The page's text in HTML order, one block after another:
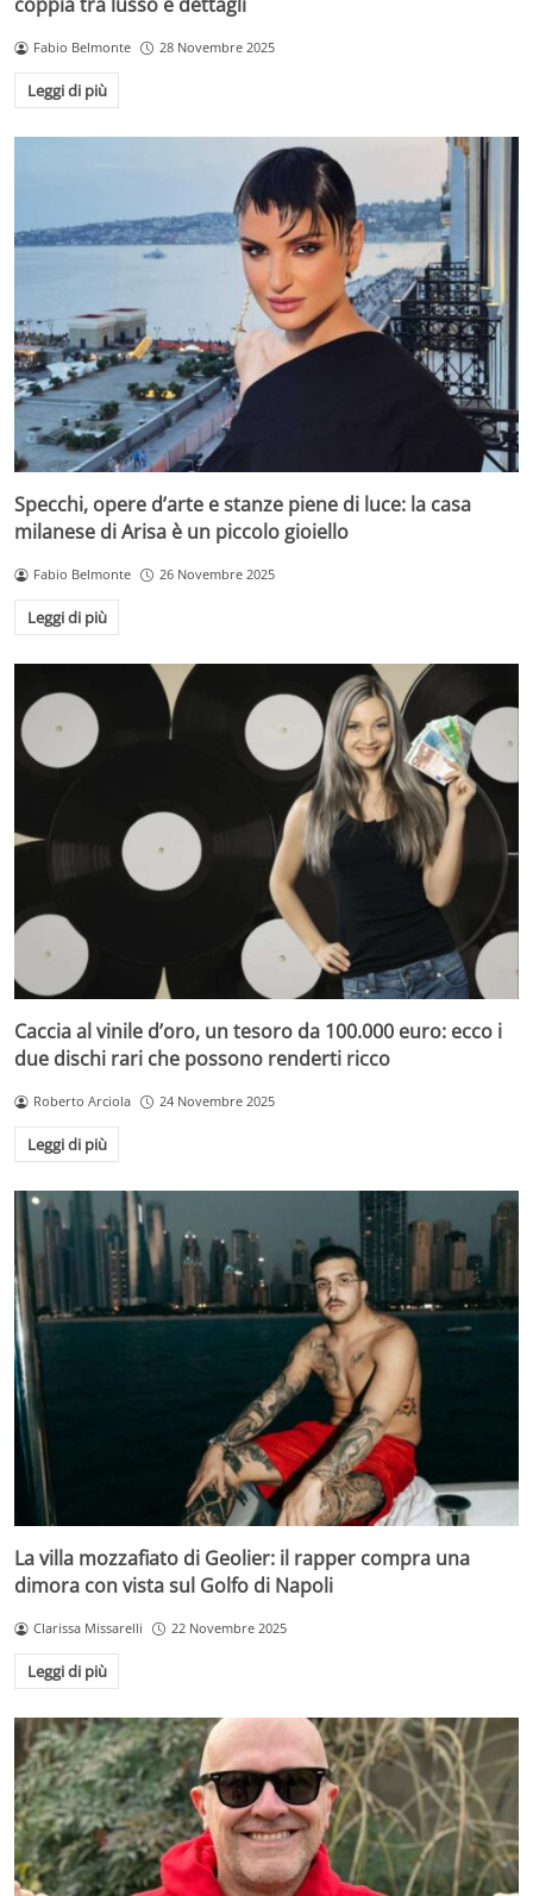
Fabio Belmonte 28 Novembre 2025
Leggi di più
Specchi, opere d’arte e stanze piene di luce: la casa
milanese di Arisa è un piccolo gioiello
Fabio Belmonte 26 Novembre 2025
Leggi di più
Caccia al vinile d’oro, un tesoro da 100.000 euro: ecco i
due dischi rari che possono renderti ricco
Roberto Arciola 24 Novembre 2025
Leggi di più
La villa mozzafiato di Geolier: il rapper compra una
dimora con vista sul Golfo di Napoli
Clarissa Missarelli 22 Novembre 2025
Leggi di più